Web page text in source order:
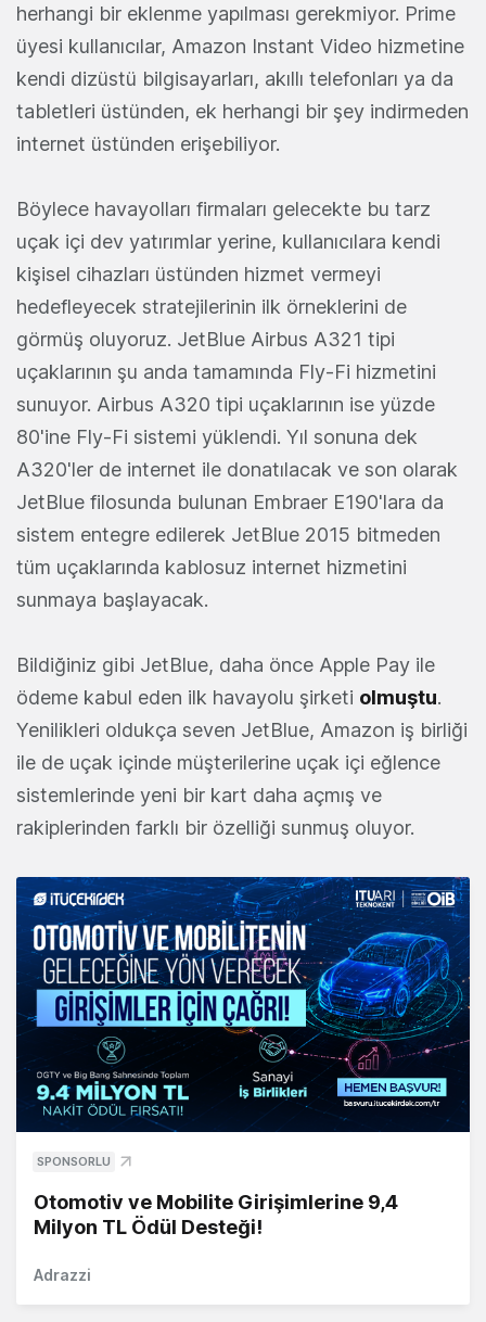
herhangi bir eklenme yapılması gerekmiyor. Prime
üyesi kullanıcılar, Amazon Instant Video hizmetine
kendi dizüstü bilgisayarları, akıllı telefonları ya da
tabletleri üstünden, ek herhangi bir şey indirmeden
internet üstünden erişebiliyor.
Böylece havayolları firmaları gelecekte bu tarz
uçak içi dev yatırımlar yerine, kullanıcılara kendi
kişisel cihazları üstünden hizmet vermeyi
hedefleyecek stratejilerinin ilk örneklerini de
görmüş oluyoruz. JetBlue Airbus A321 tipi
uçaklarının şu anda tamamında Fly-Fi hizmetini
sunuyor. Airbus A320 tipi uçaklarının ise yüzde
80'ine Fly-Fi sistemi yüklendi. Yıl sonuna dek
A320'ler de internet ile donatılacak ve son olarak
JetBlue filosunda bulunan Embraer E190'lara da
sistem entegre edilerek JetBlue 2015 bitmeden
tüm uçaklarında kablosuz internet hizmetini
sunmaya başlayacak.
Bildiğiniz gibi JetBlue, daha önce Apple Pay ile
ödeme kabul eden ilk havayolu şirketi olmuştu.
Yenilikleri oldukça seven JetBlue, Amazon iş birliği
ile de uçak içinde müşterilerine uçak içi eğlence
sistemlerinde yeni bir kart daha açmış ve
rakiplerinden farklı bir özelliği sunmuş oluyor.
SPONSORLU
Otomotiv ve Mobilite Girişimlerine 9,4
Milyon TL Ödül Desteği!
Adrazzi